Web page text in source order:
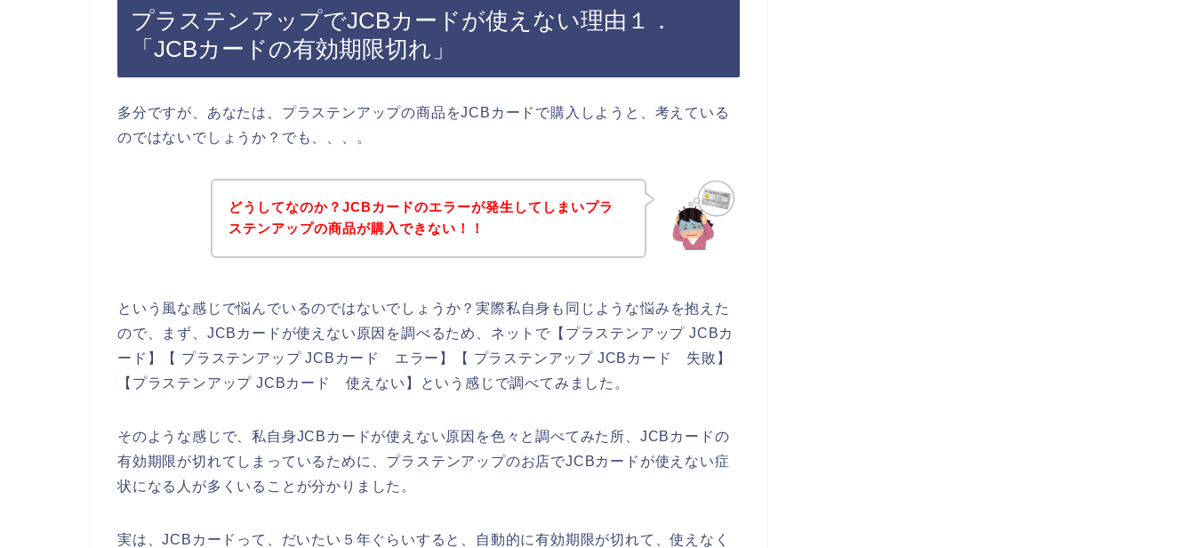
プラステンアップでJCBカードが使えない理由１．
「JCBカードの有効期限切れ」
多分ですが、あなたは、プラステンアップの商品をJCBカードで購入しようと、考えている
のではないでしょうか？でも、、、。
どうしてなのか？JCBカードのエラーが発生してしまいプラ
ステンアップの商品が購入できない！！
という風な感じで悩んでいるのではないでしょうか？実際私自身も同じような悩みを抱えた
ので、まず、JCBカードが使えない原因を調べるため、ネットで【プラステンアップ JCBカ
ード】【 プラステンアップ JCBカード エラー】【 プラステンアップ JCBカード 失敗】
【プラステンアップ JCBカード 使えない】という感じで調べてみました。
そのような感じで、私自身JCBカードが使えない原因を色々と調べてみた所、JCBカードの
有効期限が切れてしまっているために、プラステンアップのお店でJCBカードが使えない症
状になる人が多くいることが分かりました。
実は、JCBカードって、だいたい５年ぐらいすると、自動的に有効期限が切れて、使えなく